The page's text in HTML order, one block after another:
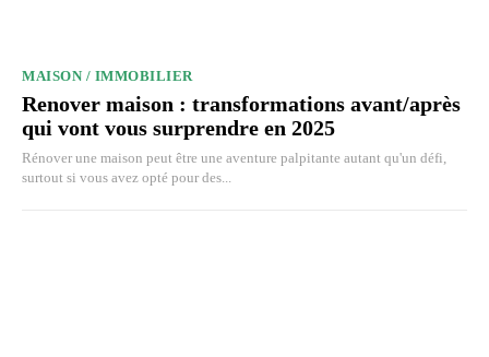
MAISON / IMMOBILIER
Renover maison : transformations avant/après
qui vont vous surprendre en 2025
Rénover une maison peut être une aventure palpitante autant qu'un défi,
surtout si vous avez opté pour des...